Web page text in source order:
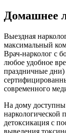
Домашнее
Выездная
максимальный
Врач-нарколог с
любое удобное
праздничные
современного
На дому
наркологической
детоксикация с